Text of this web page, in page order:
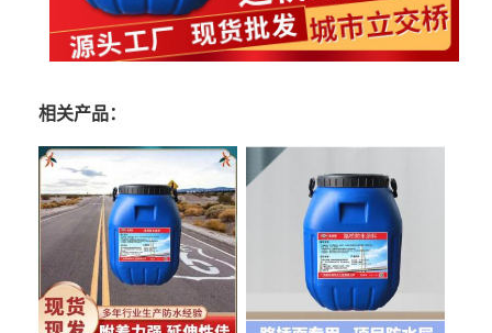
相关产品：